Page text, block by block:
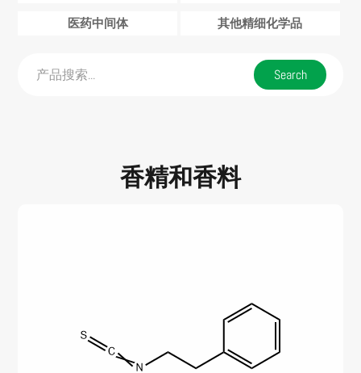
医药中间体 其他精细化学品
香精和香料